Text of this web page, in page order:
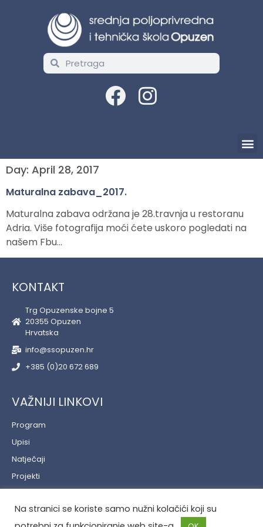
Day: April 28, 2017
Maturalna zabava_2017.
Maturalna zabava održana je 28.travnja u restoranu
Adria. Više fotografija moći ćete uskoro pogledati na
našem Fbu…
KONTAKT
Trg Opuzenske bojne 5
20355 Opuzen
Hrvatska
info@ssopuzen.hr
+385 (0)20 672 689
VAŽNIJI LINKOVI
Program
Upisi
Natječaji
Projekti
Politika privatnosti
Na stranici se koriste samo nužni kolačići koji su